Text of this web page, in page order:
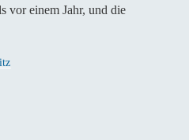
vor einem Jahr, und die